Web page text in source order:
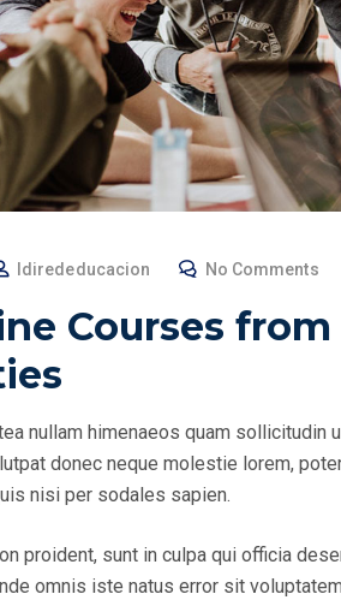
Idirededucacion No Comments
Courses from
nullam himenaeos quam sollicitudin
donec neque molestie lorem,
nisi per sodales sapien.
proident, sunt in culpa qui officia
omnis iste natus error sit